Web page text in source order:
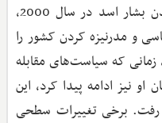
سوریه آن بود که با به قدرت رسیدن بشار اسد در سال 2000،
و مدرنیزه کردن کشور را
زمانی که سیاست‌های مقابله
نیز ادامه پیدا کرد، این
رفت. برخی تغییرات سطحی